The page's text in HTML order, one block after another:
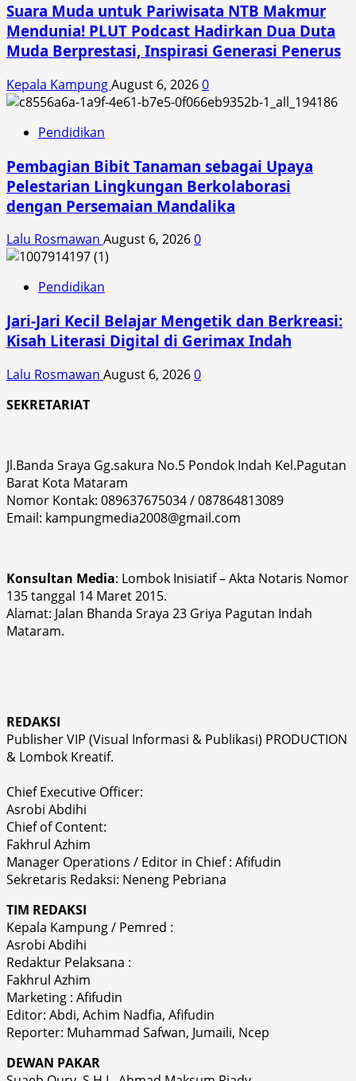
Suara Muda untuk Pariwisata NTB Makmur
Mendunia! PLUT Podcast Hadirkan Dua Duta
Muda Berprestasi, Inspirasi Generasi Penerus
Kepala KampungAugust 6, 20260
Pendidikan
Pembagian Bibit Tanaman sebagai Upaya
Pelestarian Lingkungan Berkolaborasi
dengan Persemaian Mandalika
Lalu Rosmawan August 6, 20260
Pendidikan
Jari-Jari Kecil Belajar Mengetik dan Berkreasi:
Kisah Literasi Digital di Gerimax Indah
Lalu Rosmawan August 6, 20260
SEKRETARIAT
Jl.Banda Sraya Gg.sakura No.5 Pondok Indah Kel.Pagutan
Barat Kota Mataram
Nomor Kontak: 089637675034 / 087864813089
Email: kampungmedia2008@gmail.com
Konsultan Media: Lombok Inisiatif – Akta Notaris Nomor
135 tanggal 14 Maret 2015.
Alamat: Jalan Bhanda Sraya 23 Griya Pagutan Indah
Mataram.
REDAKSI
Publisher VIP (Visual Informasi & Publikasi) PRODUCTION
& Lombok Kreatif.
Chief Executive Officer:
Asrobi Abdihi
Chief of Content:
Fakhrul Azhim
Manager Operations / Editor in Chief : Afifudin
Sekretaris Redaksi: Neneng Pebriana
TIM REDAKSI
Kepala Kampung / Pemred :
Asrobi Abdihi
Redaktur Pelaksana :
Fakhrul Azhim
Marketing : Afifudin
Editor: Abdi, Achim Nadfia, Afifudin
Reporter: Muhammad Safwan, Jumaili, Ncep
DEWAN PAKAR